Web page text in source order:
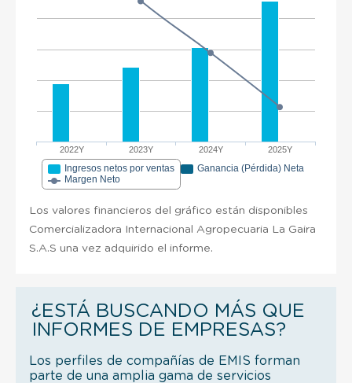
2022Y 2023Y 2024Y 2025Y
Ingresos netos por ventas
Ganancia (Pérdida) Neta
Margen Neto
Los valores financieros del gráfico están disponibles
Comercializadora Internacional Agropecuaria La Gaira
S.A.S una vez adquirido el informe.
¿ESTÁ BUSCANDO MÁS QUE
INFORMES DE EMPRESAS?
Los perfiles de compañías de EMIS forman
parte de una amplia gama de servicios